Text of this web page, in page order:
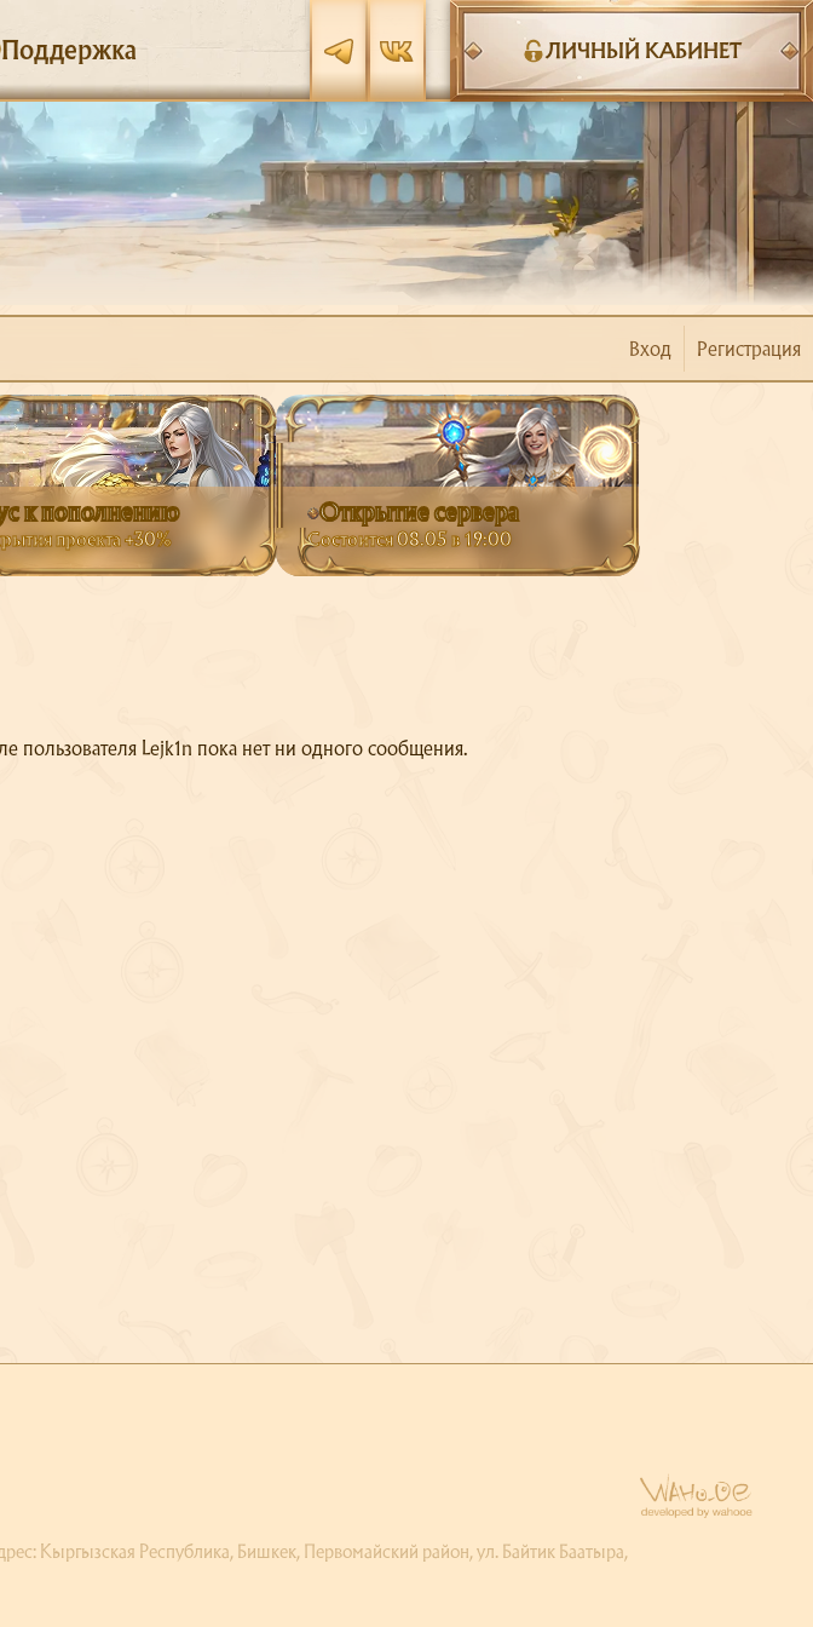
Поддержка ЛИЧНЫЙ КАБИНЕТ
Вход Регистрация
к пополнению
проекта +30%
Открытие сервера
Состоится 08.05 в 19:00
пользователя Lejk1n пока нет ни одного сообщения.
Республика, Бишкек, Первомайский район, ул. Байтик Баатыра,